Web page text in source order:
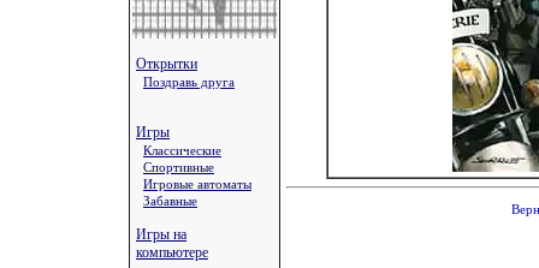
Открытки
Поздравь друга
Игры
Классические
Спортивные
Игровые автоматы
Забавные
Игры на
компьютере